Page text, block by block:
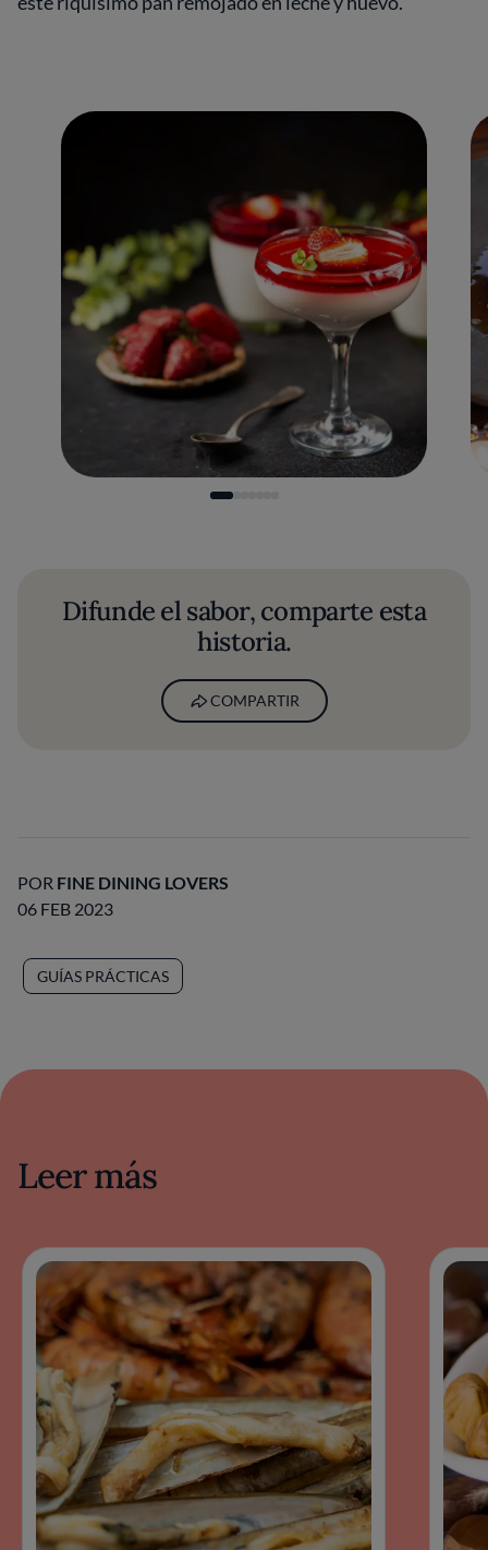
Difunde el sabor, comparte esta
historia.
COMPARTIR
POR FINE DINING LOVERS
06 FEB 2023
GUÍAS PRÁCTICAS
Leer más